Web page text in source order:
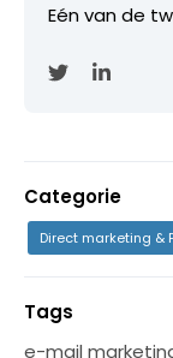
Eén van de
Categorie
Direct marketing &
Tags
e-mail